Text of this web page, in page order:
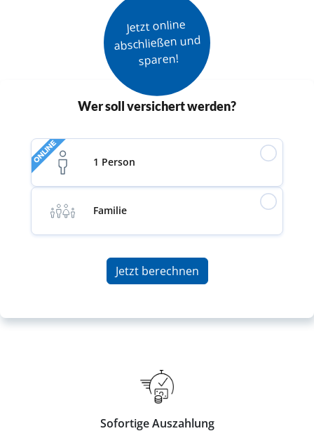
Jetzt online
abschließen und
sparen!
Wer soll versichert werden?
ONLINE 1 Person
Familie
Jetzt berechnen
Sofortige Auszahlung